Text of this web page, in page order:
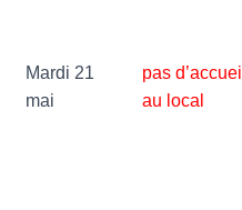
Mardi 21
mai
pas d’accueil
au local